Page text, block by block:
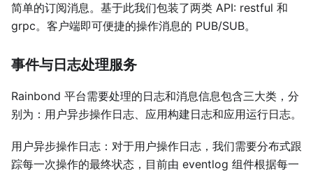
简单的订阅消息。基于此我们包装了两类 API: restful 和
grpc。客户端即可便捷的操作消息的 PUB/SUB。
事件与日志处理服务
Rainbond 平台需要处理的日志和消息信息包含三大类，分
别为：用户异步操作日志、应用构建日志和应用运行日志。
用户异步操作日志：对于用户操作日志，我们需要分布式跟
踪每一次操作的最终状态，目前由 eventlog 组件根据每一